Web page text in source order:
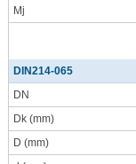
Mj
DIN214-065
DN
Dk (mm)
D (mm)